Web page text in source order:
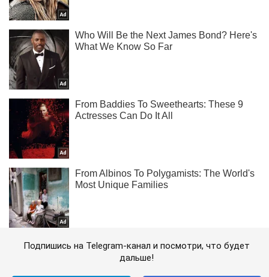
Подпишись на Telegram-канал и посмотри, что будет
дальше!